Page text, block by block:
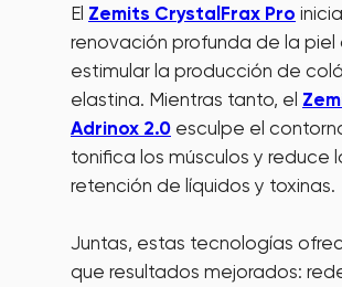
El Zemits CrystalFrax Pro
renovación profunda de la piel
estimular la producción de
elastina. Mientras tanto, el
Adrinox 2.0 esculpe el
tonifica los músculos y reduce
retención de líquidos y toxinas.
Juntas, estas tecnologías
que resultados mejorados: